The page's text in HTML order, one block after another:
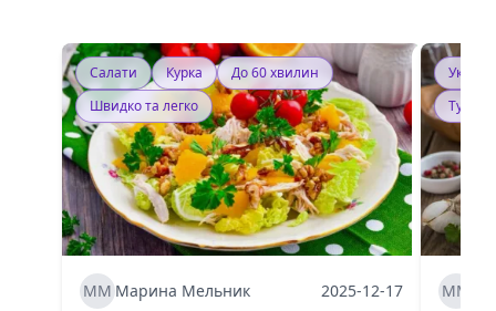
Салати Курка
До 60 хвилин
Швидко та легко
ММ Марина Мельник 2025-12-17 ММ